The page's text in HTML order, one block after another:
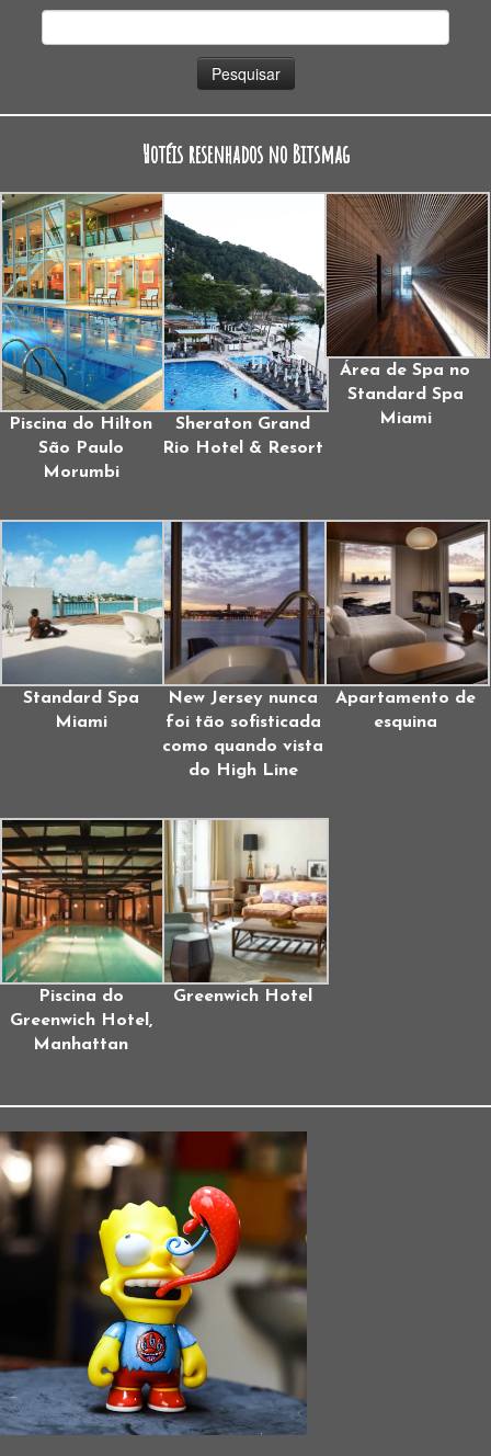
Hotéis resenhados no Bitsmag
Piscina do Hilton
São Paulo
Morumbi
Sheraton Grand
Rio Hotel & Resort
Área de Spa no
Standard Spa
Miami
Standard Spa
Miami
New Jersey nunca
foi tão sofisticada
como quando vista
do High Line
Apartamento de
esquina
Piscina do
Greenwich Hotel,
Manhattan
Greenwich Hotel